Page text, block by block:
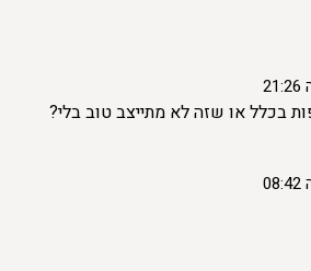
בכלל או שזה לא מתייצב טוב בלי?